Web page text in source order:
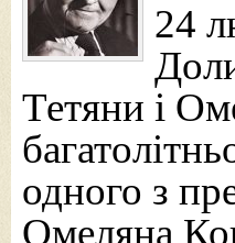
24
Тетяни і
одного з
Омеляна